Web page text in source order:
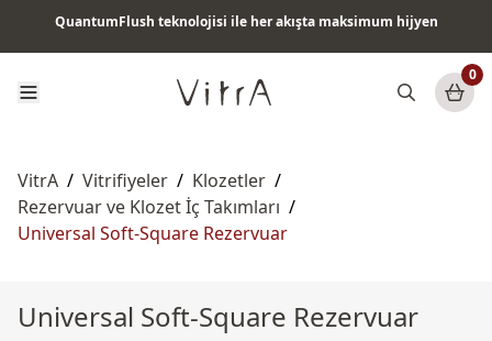
QuantumFlush teknolojisi ile her akışta maksimum hijyen
0
VitrA / Vitrifiyeler / Klozetler /
Rezervuar ve Klozet İç Takımları /
Universal Soft-Square Rezervuar
Universal Soft-Square Rezervuar